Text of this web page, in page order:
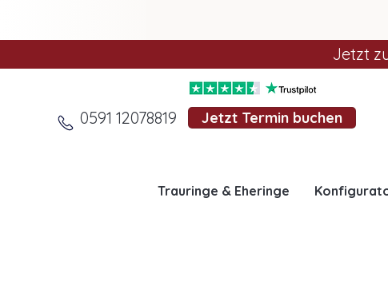
Jetzt
0591 12078819 Jetzt Termin buchen
Trauringe & Eheringe